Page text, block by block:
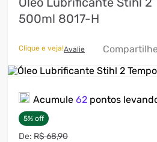
500ml 8017-H
Clique e veja!Avalie
Acumule 62 pontos
5% off
R$68,90
2º
freezer
3º
fogão
4º
forno
5 º
cervejeira
8º